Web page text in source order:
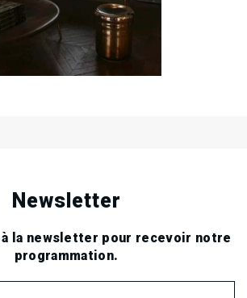
Franklin Roosvelt, Paris
Newsletter
la newsletter pour recevoir notre
programmation.
...